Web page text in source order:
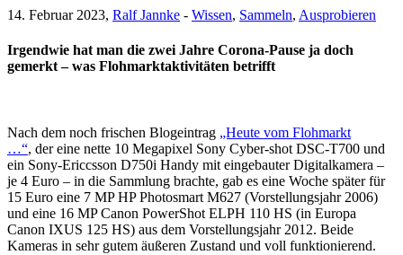
14. Februar 2023, Ralf Jannke - Wissen, Sammeln, Ausprobieren
Irgendwie hat man die zwei Jahre Corona-Pause ja doch
gemerkt – was Flohmarktaktivitäten betrifft
Nach dem noch frischen Blogeintrag „Heute vom Flohmarkt
…“, der eine nette 10 Megapixel Sony Cyber-shot DSC-T700 und
ein Sony-Ericcsson D750i Handy mit eingebauter Digitalkamera –
je 4 Euro – in die Sammlung brachte, gab es eine Woche später für
15 Euro eine 7 MP HP Photosmart M627 (Vorstellungsjahr 2006)
und eine 16 MP Canon PowerShot ELPH 110 HS (in Europa
Canon IXUS 125 HS) aus dem Vorstellungsjahr 2012. Beide
Kameras in sehr gutem äußeren Zustand und voll funktionierend.